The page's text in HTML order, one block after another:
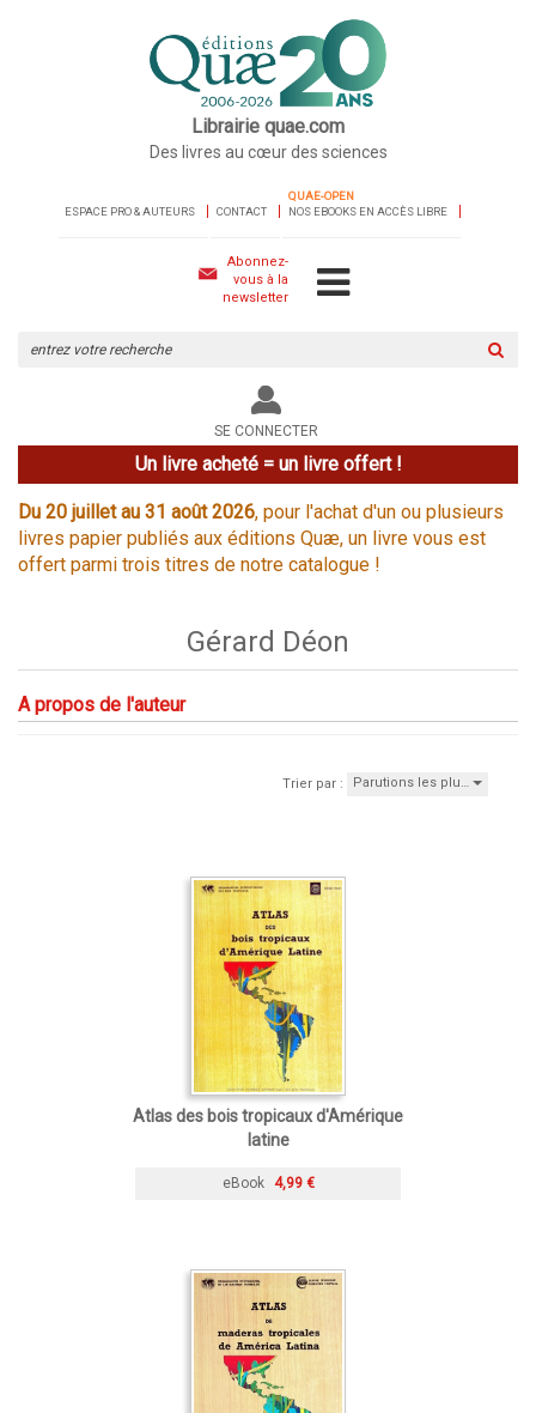
Librairie quae.com
Des livres au cœur des sciences
ESPACE PRO & AUTEURS CONTACT
QUAE-OPEN
NOS EBOOKS EN ACCÈS LIBRE
Abonnez-
vous à la
newsletter
le
site
SE CONNECTER
Un livre acheté = un livre offert !
Du 20 juillet au 31 août 2026, pour l'achat d'un ou plusieurs
livres papier publiés aux éditions Quæ, un livre vous est
offert parmi trois titres de notre catalogue !
Gérard Déon
A propos de l'auteur
Trier par : Parutions les plu…
Atlas des bois tropicaux d'Amérique
latine
eBook 4,99 €